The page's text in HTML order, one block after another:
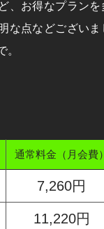
、お得なプラン
な点などござい
。
通常料金（月会費）
7,260円
11,220円